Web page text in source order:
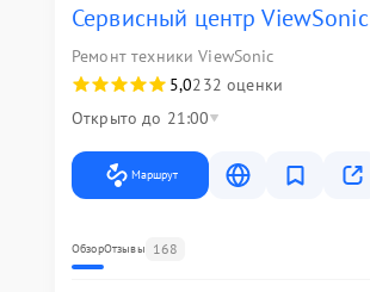
Сервисный центр ViewSonic
Ремонт техники ViewSonic
5,0232 оценки
Открыто до 21:00
Маршрут
ОбзорОтзывы 168